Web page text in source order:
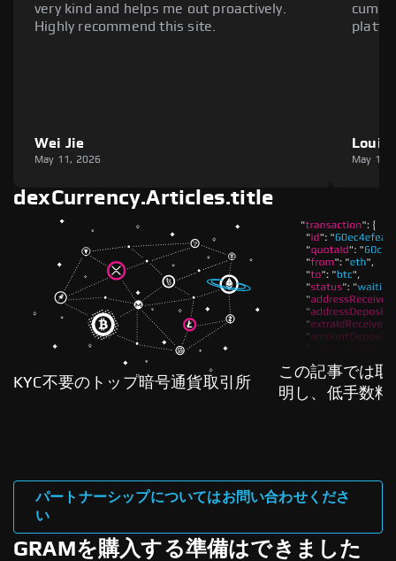
very kind and helps me out proactively.
Highly recommend this site.
Wei Jie
May 11, 2026
Louie
May 11,
dexCurrency.Articles.title
KYC不要のトップ暗号通貨取引所
この記事では
明し、低手数
パートナーシップについてはお問い合わせくださ
い
GRAMを購入する準備はできました